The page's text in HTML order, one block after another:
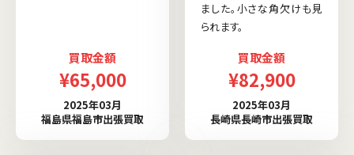
買取金額
¥65,000
2025年03月
福島県福島市出張買取
ました。小さな角欠けも見
られます。
買取金額
¥82,900
2025年03月
長崎県長崎市出張買取